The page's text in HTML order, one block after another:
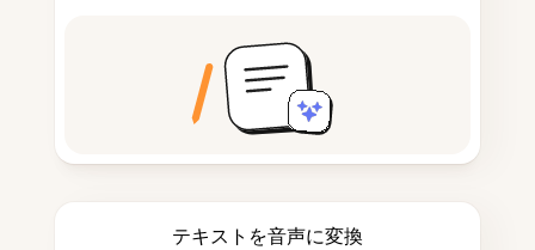
テキストを音声に変換